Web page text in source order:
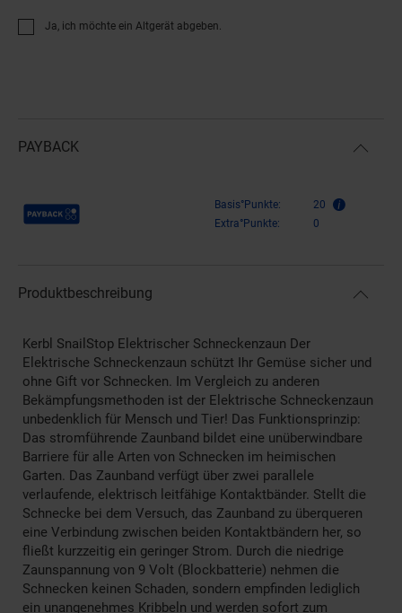
Ja, ich möchte ein Altgerät abgeben.
PAYBACK
Payback Punkte Basis°Punkte:
20
Extra°Punkte:
0
Produktbeschreibung
Kerbl SnailStop Elektrischer Schneckenzaun Der
Elektrische Schneckenzaun schützt Ihr Gemüse sicher und
ohne Gift vor Schnecken. Im Vergleich zu anderen
Bekämpfungsmethoden ist der Elektrische Schneckenzaun
unbedenklich für Mensch und Tier! Das Funktionsprinzip:
Das stromführende Zaunband bildet eine unüberwindbare
Barriere für alle Arten von Schnecken im heimischen
Garten. Das Zaunband verfügt über zwei parallele
verlaufende, elektrisch leitfähige Kontaktbänder. Stellt die
Schnecke bei dem Versuch, das Zaunband zu überqueren
eine Verbindung zwischen beiden Kontaktbändern her, so
fließt kurzzeitig ein geringer Strom. Durch die niedrige
Zaunspannung von 9 Volt (Blockbatterie) nehmen die
Schnecken keinen Schaden, sondern empfinden lediglich
ein unangenehmes Kribbeln und werden sofort zum